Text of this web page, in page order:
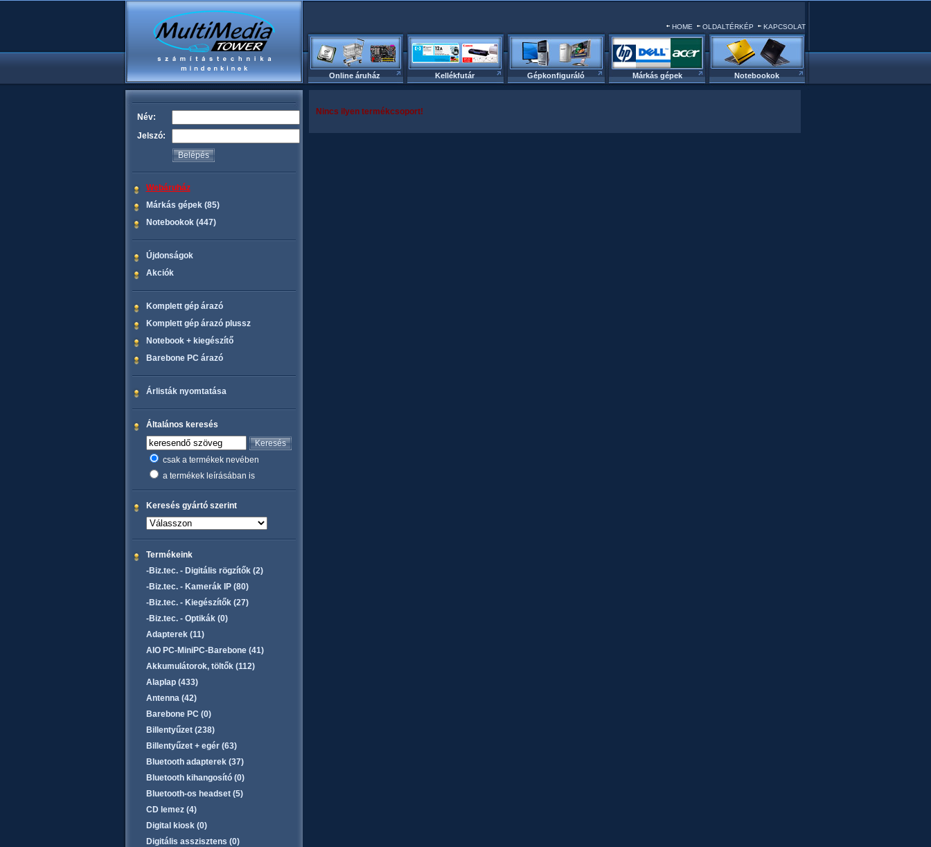
HOME OLDALTÉRKÉP KAPCSOLAT
Online áruház Kellékfutár Gépkonfiguráló Márkás gépek Notebookok
Név:
Jelszó:
Webáruház
Márkás gépek (85)
Notebookok (447)
Újdonságok
Akciók
Komplett gép árazó
Komplett gép árazó plussz
Notebook + kiegészítő
Barebone PC árazó
Árlisták nyomtatása
Általános keresés
csak a termékek nevében
a termékek leírásában is
Keresés gyártó szerint
Termékeink
-Biz.tec. - Digitális rögzítők (2)
-Biz.tec. - Kamerák IP (80)
-Biz.tec. - Kiegészítők (27)
-Biz.tec. - Optikák (0)
Adapterek (11)
AIO PC-MiniPC-Barebone (41)
Akkumulátorok, töltők (112)
Alaplap (433)
Antenna (42)
Barebone PC (0)
Billentyűzet (238)
Billentyűzet + egér (63)
Bluetooth adapterek (37)
Bluetooth kihangosító (0)
Bluetooth-os headset (5)
CD lemez (4)
Digital kiosk (0)
Digitális asszisztens (0)
Nincs ilyen termékcsoport!